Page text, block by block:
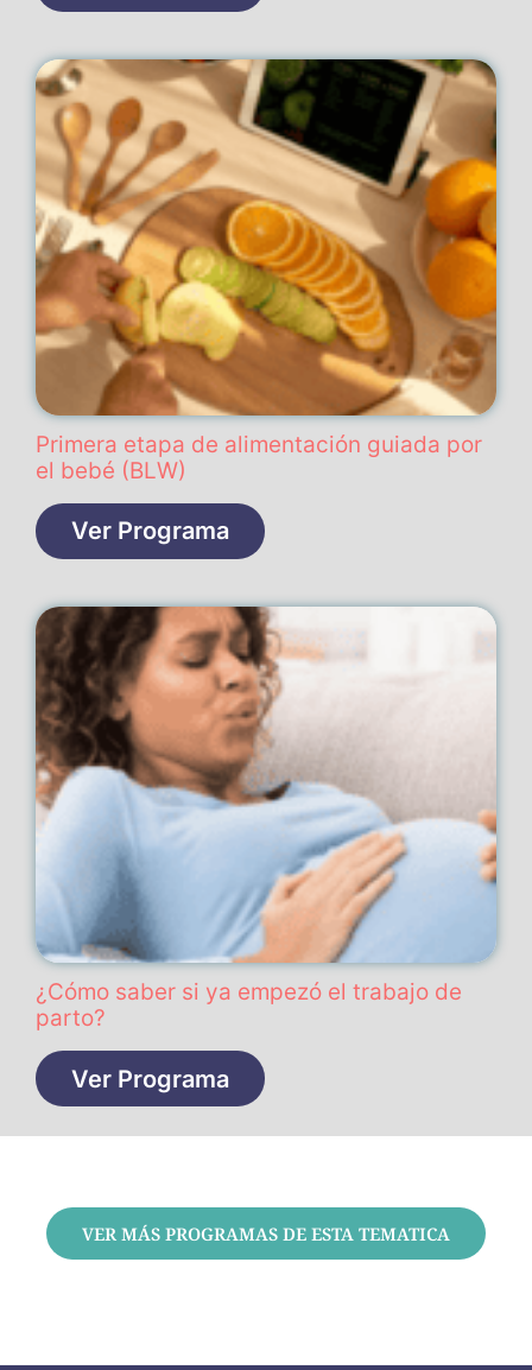
Primera etapa de alimentación guiada por
el bebé (BLW)
Ver Programa
¿Cómo saber si ya empezó el trabajo de
parto?
Ver Programa
VER MÁS PROGRAMAS DE ESTA TEMATICA